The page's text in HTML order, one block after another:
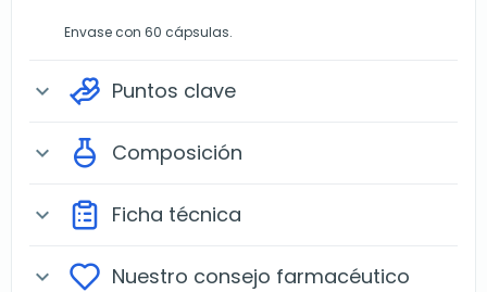
Envase con 60 cápsulas.
expand_more Puntos clave
expand_more Composición
expand_more Ficha técnica
expand_more Nuestro consejo farmacéutico